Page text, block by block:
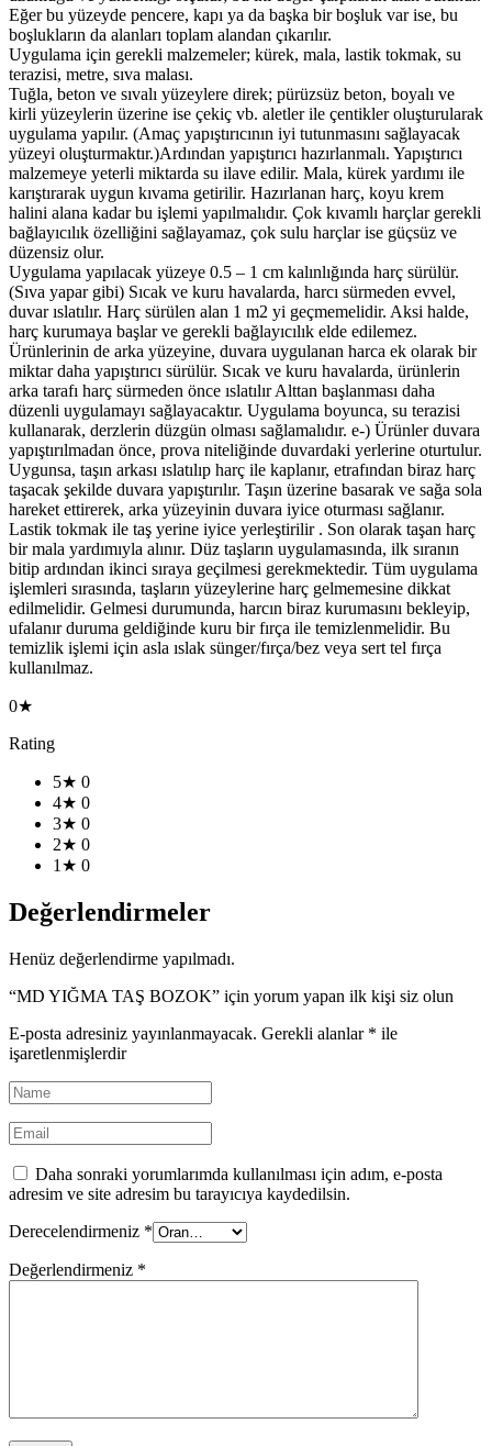
Eğer bu yüzeyde pencere, kapı ya da başka bir boşluk var ise, bu
boşlukların da alanları toplam alandan çıkarılır.
Uygulama için gerekli malzemeler; kürek, mala, lastik tokmak, su
terazisi, metre, sıva malası.
Tuğla, beton ve sıvalı yüzeylere direk; pürüzsüz beton, boyalı ve
kirli yüzeylerin üzerine ise çekiç vb. aletler ile çentikler oluşturularak
uygulama yapılır. (Amaç yapıştırıcının iyi tutunmasını sağlayacak
yüzeyi oluşturmaktır.)Ardından yapıştırıcı hazırlanmalı. Yapıştırıcı
malzemeye yeterli miktarda su ilave edilir. Mala, kürek yardımı ile
karıştırarak uygun kıvama getirilir. Hazırlanan harç, koyu krem
halini alana kadar bu işlemi yapılmalıdır. Çok kıvamlı harçlar gerekli
bağlayıcılık özelliğini sağlayamaz, çok sulu harçlar ise güçsüz ve
düzensiz olur.
Uygulama yapılacak yüzeye 0.5 – 1 cm kalınlığında harç sürülür.
(Sıva yapar gibi) Sıcak ve kuru havalarda, harcı sürmeden evvel,
duvar ıslatılır. Harç sürülen alan 1 m2 yi geçmemelidir. Aksi halde,
harç kurumaya başlar ve gerekli bağlayıcılık elde edilemez.
Ürünlerinin de arka yüzeyine, duvara uygulanan harca ek olarak bir
miktar daha yapıştırıcı sürülür. Sıcak ve kuru havalarda, ürünlerin
arka tarafı harç sürmeden önce ıslatılır Alttan başlanması daha
düzenli uygulamayı sağlayacaktır. Uygulama boyunca, su terazisi
kullanarak, derzlerin düzgün olması sağlamalıdır. e-) Ürünler duvara
yapıştırılmadan önce, prova niteliğinde duvardaki yerlerine oturtulur.
Uygunsa, taşın arkası ıslatılıp harç ile kaplanır, etrafından biraz harç
taşacak şekilde duvara yapıştırılır. Taşın üzerine basarak ve sağa sola
hareket ettirerek, arka yüzeyinin duvara iyice oturması sağlanır.
Lastik tokmak ile taş yerine iyice yerleştirilir . Son olarak taşan harç
bir mala yardımıyla alınır. Düz taşların uygulamasında, ilk sıranın
bitip ardından ikinci sıraya geçilmesi gerekmektedir. Tüm uygulama
işlemleri sırasında, taşların yüzeylerine harç gelmemesine dikkat
edilmelidir. Gelmesi durumunda, harcın biraz kurumasını bekleyip,
ufalanır duruma geldiğinde kuru bir fırça ile temizlenmelidir. Bu
temizlik işlemi için asla ıslak sünger/fırça/bez veya sert tel fırça
kullanılmaz.
0★
Rating
5★ 0
4★ 0
3★ 0
2★ 0
1★ 0
Değerlendirmeler
Henüz değerlendirme yapılmadı.
“MD YIĞMA TAŞ BOZOK” için yorum yapan ilk kişi siz olun
E-posta adresiniz yayınlanmayacak. Gerekli alanlar * ile
işaretlenmişlerdir
Daha sonraki yorumlarımda kullanılması için adım, e-posta
adresim ve site adresim bu tarayıcıya kaydedilsin.
Derecelendirmeniz *
Değerlendirmeniz *